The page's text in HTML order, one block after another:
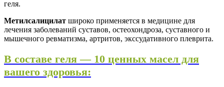
геля.
Метилсалицилат широко применяется в медицине для
лечения заболеваний суставов, остеохондроза, суставного и
мышечного ревматизма, артритов, экссудативного плеврита.
В составе геля — 10 ценных масел для
вашего здоровья: